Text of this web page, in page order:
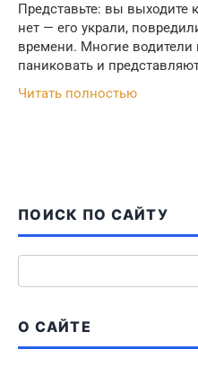
Представьте: вы выходите
нет — его украли,
времени. Многие
паниковать и
Читать полностью
ПОИСК ПО САЙТУ
О САЙТЕ